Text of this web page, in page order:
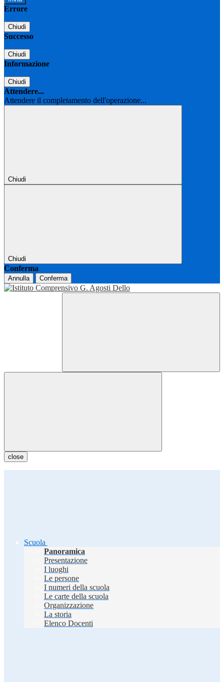
Errore
Chiudi
Successo
Chiudi
Informazione
Chiudi
Attendere...
Attendere il completamento dell'operazione...
Chiudi
Chiudi
Conferma
Annulla Conferma
close
Scuola
Panoramica
Presentazione
I luoghi
Le persone
I numeri della scuola
Le carte della scuola
Organizzazione
La storia
Elenco Docenti